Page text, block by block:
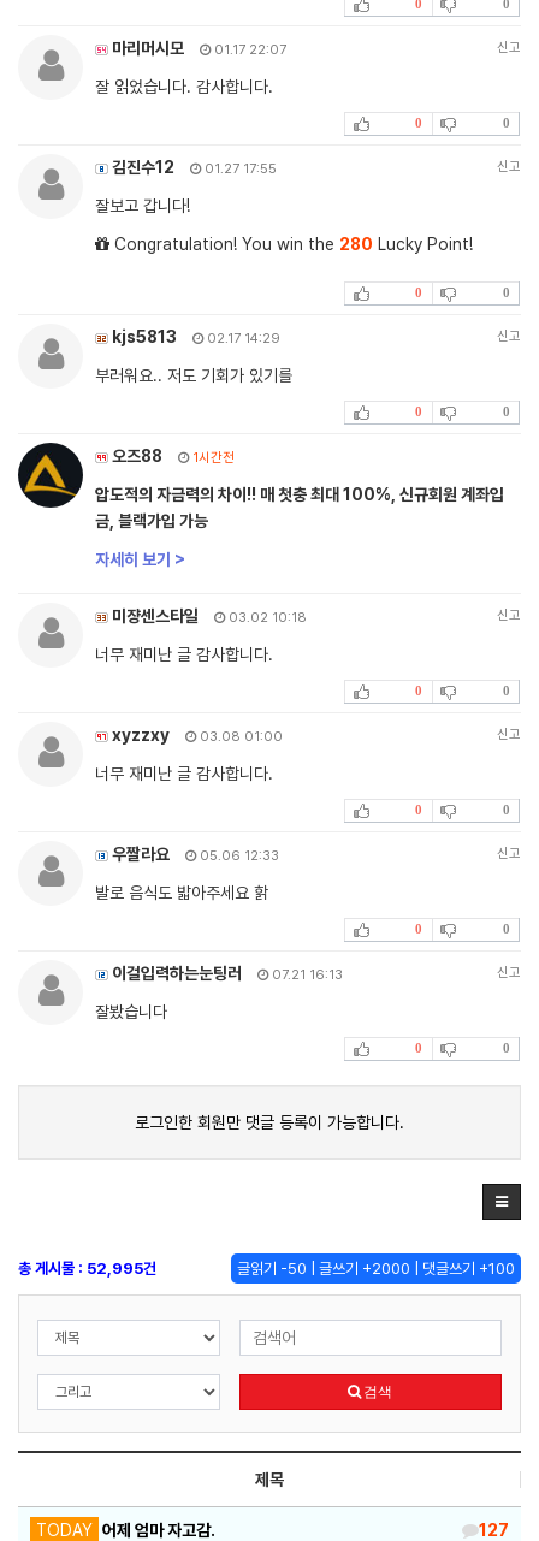
0 0
마리머시모 01.17 22:07 신고
잘 읽었습니다. 감사합니다.
0 0
김진수12 01.27 17:55 신고
잘보고 갑니다!
Congratulation! You win the 280 Lucky Point!
0 0
kjs5813 02.17 14:29 신고
부러워요.. 저도 기회가 있기를
0 0
오즈88 1시간전
압도적의 자금력의 차이!! 매 첫충 최대 100%, 신규회원 계좌입
금, 블랙가입 가능
자세히 보기 >
미쟝센스타일 03.02 10:18 신고
너무 재미난 글 감사합니다.
0 0
xyzzxy 03.08 01:00 신고
너무 재미난 글 감사합니다.
0 0
우짤라요 05.06 12:33 신고
발로 음식도 밟아주세요 핡
0 0
이걸입력하는눈팅러 07.21 16:13 신고
잘봤습니다
0 0
로그인한 회원만 댓글 등록이 가능합니다.
글읽기 -50 | 글쓰기 +2000 | 댓글쓰기 +100
총 게시물 : 52,995건
검색
제목
TODAY 어제 엄마 자고감. 127